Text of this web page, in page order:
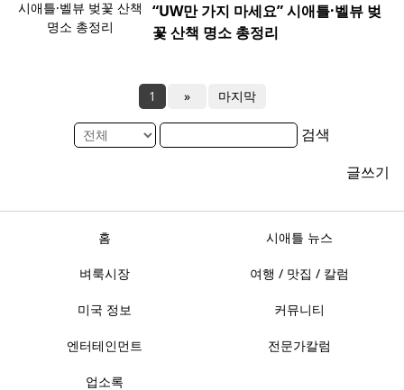
“UW만 가지 마세요” 시애틀·벨뷰 벚
꽃 산책 명소 총정리
1 » 마지막
검색
글쓰기
홈 시애틀 뉴스
벼룩시장 여행 / 맛집 / 칼럼
미국 정보 커뮤니티
엔터테인먼트 전문가칼럼
업소록